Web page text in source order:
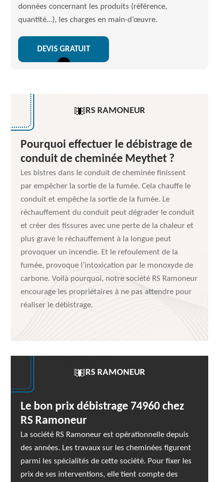
données concernant les produits (référence,
quantité…), les charges en main-d’œuvre.
DEVIS GRATUIT
RS RAMONEUR
Pourquoi effectuer le débistrage de
conduit de cheminée Meythet ?
Les bistres dans le conduit de cheminée finissent
par empêcher la sortie de la fumée. Cela chauffe le
conduit et empêche la sortie de la fumée. Le
réchauffement du conduit peut dégrader le conduit
et créer des fissures avec une perte de la chaleur et
plus grave le réchauffement à la longue peut
provoquer un incendie. Et le refoulement de la
fumée, provoque l’intoxication par le monoxyde de
carbone. Voilà pourquoi, notre société RS Ramoneur
encourage les propriétaires à ne pas attendre pour
réaliser le débistrage.
RS RAMONEUR
Le bon prix débistrage 74960 chez
RS Ramoneur
La société RS Ramoneur est opérationnelle depuis
des années. Les travaux sur les cheminées figurent
parmi les spécialités de cette société. Pour fixer les
prix de ses interventions, elle tient compte des